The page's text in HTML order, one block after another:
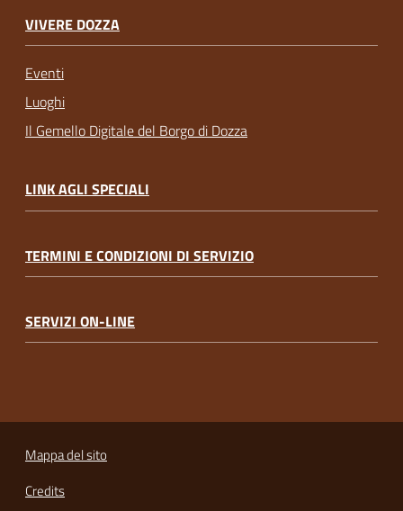
VIVERE DOZZA
Eventi
Luoghi
Il Gemello Digitale del Borgo di Dozza
LINK AGLI SPECIALI
TERMINI E CONDIZIONI DI SERVIZIO
SERVIZI ON-LINE
Mappa del sito
Credits